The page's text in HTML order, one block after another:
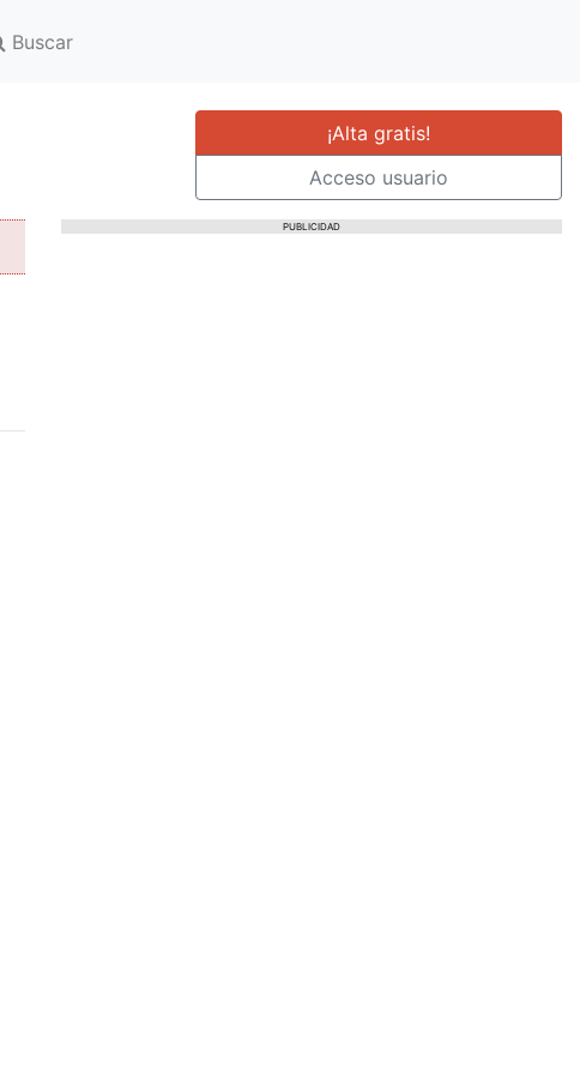
Buscar
¡Alta gratis!
Acceso usuario
PUBLICIDAD